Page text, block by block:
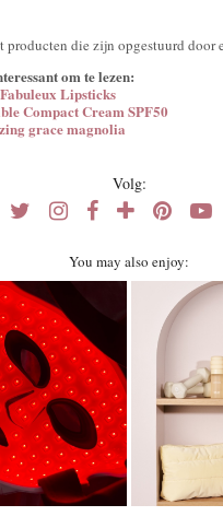
die zijn opgestuurd door
om te lezen:
Lipsticks
Compact Cream SPF50
grace magnolia
Volg:
You may also enjoy: